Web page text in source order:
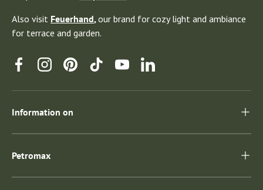
Also visit Feuerhand,our brand for cozy light and ambiance
for terrace and garden.
FacebookInstagramPinterestTikTokYouTubeLinkedin
Information on
Petromax